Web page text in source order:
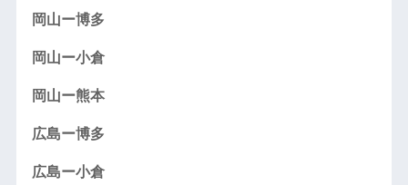
岡山ー博多
岡山ー小倉
岡山ー熊本
広島ー博多
広島ー小倉